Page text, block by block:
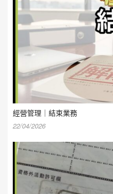
經營管理｜結束業務
22/04/2026